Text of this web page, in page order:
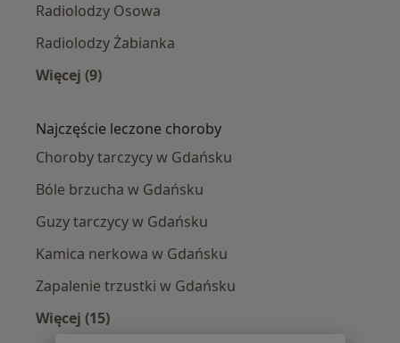
Radiolodzy Osowa
Radiolodzy Żabianka
Więcej (9)
Najczęście leczone choroby
Choroby tarczycy w Gdańsku
Bóle brzucha w Gdańsku
Guzy tarczycy w Gdańsku
Kamica nerkowa w Gdańsku
Zapalenie trzustki w Gdańsku
Więcej (15)